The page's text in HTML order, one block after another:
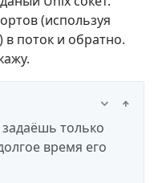
(используя
поток и обратно.
только
время его